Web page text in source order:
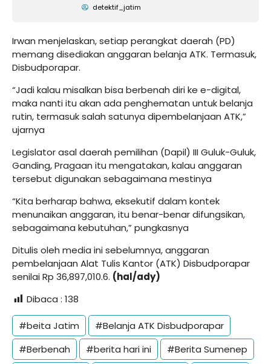
detektif_jatim
Irwan menjelaskan, setiap perangkat daerah (PD)
memang disediakan anggaran belanja ATK. Termasuk,
Disbudporapar.
“Jadi kalau misalkan bisa berbenah diri ke e-digital,
maka nanti itu akan ada penghematan untuk belanja
rutin, termasuk salah satunya dipembelanjaan ATK,”
ujarnya
Legislator asal daerah pemilihan (Dapil) III Guluk-Guluk,
Ganding, Pragaan itu mengatakan, kalau anggaran
tersebut digunakan sebagaimana mestinya
“Kita berharap bahwa, eksekutif dalam kontek
menunaikan anggaran, itu benar-benar difungsikan,
sebagaimana kebutuhan,” pungkasnya
Ditulis oleh media ini sebelumnya, anggaran
pembelanjaan Alat Tulis Kantor (ATK) Disbudporapar
senilai Rp 36,897,010.6. (hal/ady)
Dibaca : 138
#beita Jatim
#Belanja ATK Disbudporapar
#Berbenah
#berita hari ini
#Berita Sumenep